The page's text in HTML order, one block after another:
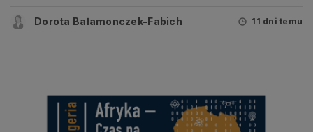
Dorota Bałamonczek-Fabich 11 dni temu